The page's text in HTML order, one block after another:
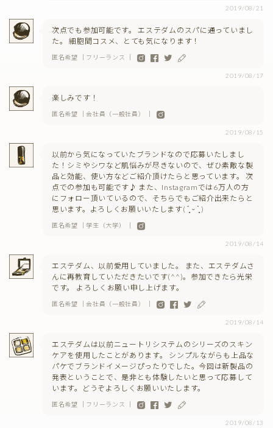
2019/08/21
次点でも参加可能です。 エステダムのスパに通っていまし
た。 細胞間コスメ、とても気になります！
匿名希望 ｜フリーランス ｜
2019/08/17
楽しみです！
匿名希望 ｜会社員（一般社員） ｜
2019/08/15
以前から気になっていたブランドなので応募いたしまし
た！シミやシワなど肌悩みが尽きないので、ぜひ素敵な製
品と効能、使い方などご紹介頂けたらと思っています。 次
点での参加も可能です♪ また、Instagramでは6万人の方
にフォロー頂いているので、そちらでもご紹介出来たらと
思います。よろしくお願いいたします( ´͈ ᵕ `͈ )
匿名希望 ｜学生（大学） ｜
2019/08/14
エステダム、以前愛用していました。 また、エステダムさ
んに再教育していただきたいです(^^)。参加できたら光栄
です。 よろしくお願い申し上げます。
匿名希望 ｜会社員（一般社員） ｜
2019/08/14
エステダムは以前ニュートリシステムのシリーズのスキン
ケアを使用したことがあります。 シンプルながらも上品な
パケでブランドイメージぴったりでした。今回は新製品の
発表ということで、是非とも体験したいと思って応募して
います。どうぞよろしくお願いいたします。
匿名希望 ｜フリーランス ｜
2019/08/13